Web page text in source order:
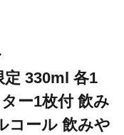
定 330ml 各1
ー1枚付 飲み
コール 飲みや